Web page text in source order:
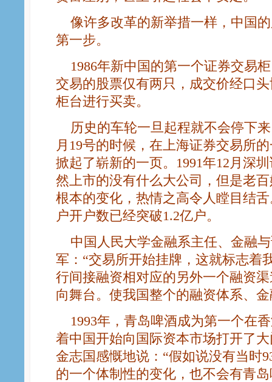
像许多改革的新举措一样，中国
第一步。
1986年新中国的第一个证券交易
交易的股票仅有两只，成交价经口
柜台进行买卖。
历史的车轮一旦起程就不会停下来
月19号的时候，在上海证券交易所
掀起了崭新的一页。1991年12月深
然上市的没有什么大公司，但是老
根本的变化，热情之高令人瞠目结
户开户数已经突破1.2亿户。
中国人民大学金融系主任、金融
军：“交易所开始挂牌，这就标志着
行间接融资相对应的另外一个融资
向舞台。使我国整个的融资体系、
1993年，青岛啤酒成为第一个在
着中国开始向国际资本市场打开了
金志国感慨地说：“假如说没有当时
的一个体制性的变化，也不会有青